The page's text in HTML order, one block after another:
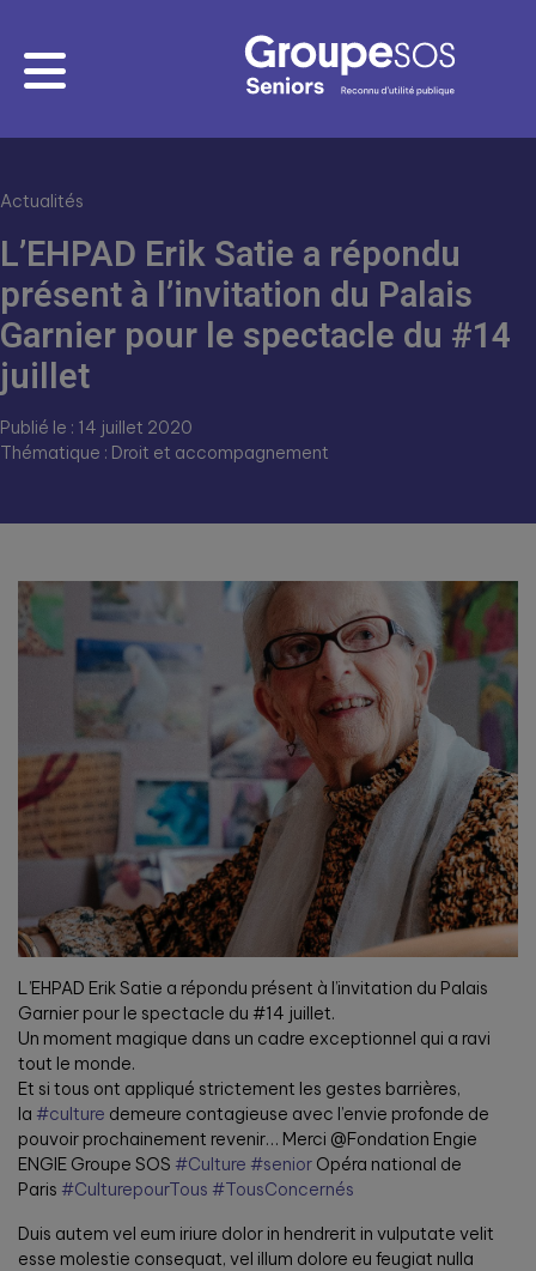
Actualités
L’EHPAD Erik Satie a répondu
présent à l’invitation du Palais
Garnier pour le spectacle du #14
juillet
Publié le : 14 juillet 2020
Thématique : Droit et accompagnement
L’EHPAD Erik Satie a répondu présent à l’invitation du Palais
Garnier pour le spectacle du #14 juillet.
Un moment magique dans un cadre exceptionnel qui a ravi
tout le monde.
Et si tous ont appliqué strictement les gestes barrières,
la #culture demeure contagieuse avec l’envie profonde de
pouvoir prochainement revenir… Merci @Fondation Engie
ENGIE Groupe SOS #Culture #senior Opéra national de
Paris #CulturepourTous #TousConcernés
Duis autem vel eum iriure dolor in hendrerit in vulputate velit
esse molestie consequat, vel illum dolore eu feugiat nulla